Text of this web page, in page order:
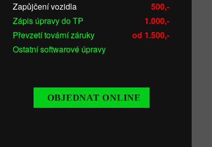
Zapůjčení vozidla
500,-
Zápis úpravy do TP
1.000,-
Převzetí tovární záruky
od 1.500,-
Ostatní softwarové úpravy
OBJEDNAT ONLINE